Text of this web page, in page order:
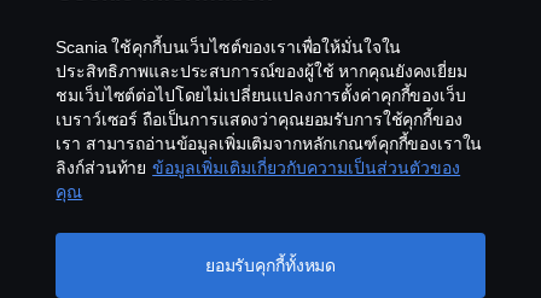
รถสแกนเนียมือสองของแท้
รถบรรทุก/รถหัวลากใหม่
อะไหล่แท้ งานซ่อมและบำรุงรักษา
ข้อความ
ข้อมูลของท่านสู่ภายนอกแต่อย่างใด เราจะจัดการข้อมูลส่วน
Cookies
Contact us
Whistleblowing
Cookie settings
Scania ใช้คุกกี้บนเว็บไซต์ของเราเพื่อให้มั่นใจใน
ประสิทธิภาพและประสบการณ์ของผู้ใช้ หากคุณยังคงเยี่ยม
ชมเว็บไซต์ต่อไปโดยไม่เปลี่ยนแปลงการตั้งค่าคุกกี้ของเว็บ
เบราว์เซอร์ ถือเป็นการแสดงว่าคุณยอมรับการใช้คุกกี้ของ
เรา สามารถอ่านข้อมูลเพิ่มเติมจากหลักเกณฑ์คุกกี้ของเราใน
ลิงก์ส่วนท้าย ข้อมูลเพิ่มเติมเกี่ยวกับความเป็นส่วนตัวของ
คุณ
ยอมรับคุกกี้ทั้งหมด